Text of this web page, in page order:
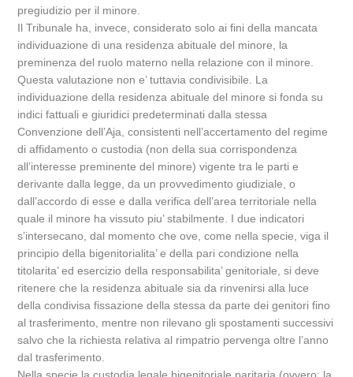
pregiudizio per il minore.
Il Tribunale ha, invece, considerato solo ai fini della mancata
individuazione di una residenza abituale del minore, la
preminenza del ruolo materno nella relazione con il minore.
Questa valutazione non e’ tuttavia condivisibile. La
individuazione della residenza abituale del minore si fonda su
indici fattuali e giuridici predeterminati dalla stessa
Convenzione dell’Aja, consistenti nell’accertamento del regime
di affidamento o custodia (non della sua corrispondenza
all’interesse preminente del minore) vigente tra le parti e
derivante dalla legge, da un provvedimento giudiziale, o
dall’accordo di esse e dalla verifica dell’area territoriale nella
quale il minore ha vissuto piu’ stabilmente. I due indicatori
s’intersecano, dal momento che ove, come nella specie, viga il
principio della bigenitorialita’ e della pari condizione nella
titolarita’ ed esercizio della responsabilita’ genitoriale, si deve
ritenere che la residenza abituale sia da rinvenirsi alla luce
della condivisa fissazione della stessa da parte dei genitori fino
al trasferimento, mentre non rilevano gli spostamenti successivi
salvo che la richiesta relativa al rimpatrio pervenga oltre l’anno
dal trasferimento.